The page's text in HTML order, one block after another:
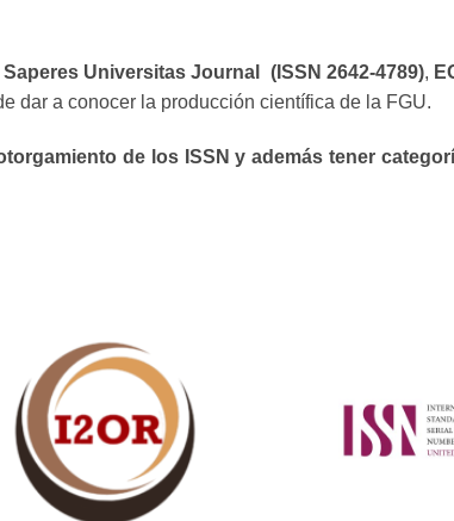
Saperes Universitas Journal (ISSN 2642-4789),
dar a conocer la producción científica de la FGU.
de los ISSN y además tener